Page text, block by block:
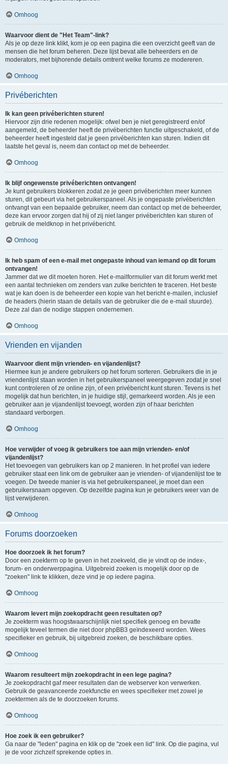
Omhoog
Waarvoor dient de "Het Team"-link?
Als je op deze link klikt, kom je op een pagina die een overzicht geeft van de
mensen die het forum beheren. Deze lijst bevat alle beheerders en de
moderators, met bijhorende details omtrent welke forums ze modereren.
Omhoog
Privéberichten
Ik kan geen privéberichten sturen!
Hiervoor zijn drie redenen mogelijk: ofwel ben je niet geregistreerd en/of
aangemeld, de beheerder heeft de privéberichten functie uitgeschakeld, of de
beheerder heeft ingesteld dat je geen privéberichten kan sturen. Indien dit
laatste het geval is, neem dan contact op met de beheerder.
Omhoog
Ik blijf ongewenste privéberichten ontvangen!
Je kunt gebruikers blokkeren zodat ze je geen privéberichten meer kunnen
sturen, dit gebeurt via het gebruikerspaneel. Als je ongepaste privéberichten
ontvangt van een bepaalde gebruiker, neem dan contact op met de beheerder,
deze kan ervoor zorgen dat hij of zij niet langer privéberichten kan sturen of
gebruik de meldknop in het privébericht.
Omhoog
Ik heb spam of een e-mail met ongepaste inhoud van iemand op dit forum
ontvangen!
Jammer dat we dit moeten horen. Het e-mailformulier van dit forum werkt met
een aantal technieken om zenders van zulke berichten te traceren. Het beste
wat je kan doen is de beheerder een kopie van het bericht e-mailen, inclusief
de headers (hierin staan de details van de gebruiker die de e-mail stuurde).
Deze zal dan de nodige stappen ondernemen.
Omhoog
Vrienden en vijanden
Waarvoor dient mijn vrienden- en vijandenlijst?
Hiermee kun je andere gebruikers op het forum sorteren. Gebruikers die in je
vriendenlijst staan worden in het gebruikerspaneel weergegeven zodat je snel
kunt controleren of ze online zijn, of een privébericht kunt sturen. Tevens is het
mogelijk dat hun berichten, in je huidige stijl, gemarkeerd worden. Als je een
gebruiker aan je vijandenlijst toevoegt, worden zijn of haar berichten
standaard verborgen.
Omhoog
Hoe verwijder of voeg ik gebruikers toe aan mijn vrienden- en/of
vijandenlijst?
Het toevoegen van gebruikers kan op 2 manieren. In het profiel van iedere
gebruiker staat een link om de gebruiker aan je vrienden- of vijandenlijst toe te
voegen. De tweede manier is via het gebruikerspaneel, je moet dan een
gebruikersnaam opgeven. Op dezelfde pagina kun je gebruikers weer van de
lijst verwijderen.
Omhoog
Forums doorzoeken
Hoe doorzoek ik het forum?
Door een zoekterm op te geven in het zoekveld, die je vindt op de index-,
forum- en onderwerppagina. Uitgebreid zoeken is mogelijk door op de
"zoeken" link te klikken, deze vind je op iedere pagina.
Omhoog
Waarom levert mijn zoekopdracht geen resultaten op?
Je zoekterm was hoogstwaarschijnlijk niet specifiek genoeg en bevatte
mogelijk teveel termen die niet door phpBB3 geïndexeerd worden. Wees
specifieker en gebruik, bij uitgebreid zoeken, de beschikbare opties.
Omhoog
Waarom resulteert mijn zoekopdracht in een lege pagina?
Je zoekopdracht gaf meer resultaten dan de webserver kon verwerken.
Gebruik de geavanceerde zoekfunctie en wees specifieker met zowel je
zoektermen als de te doorzoeken forums.
Omhoog
Hoe zoek ik een gebruiker?
Ga naar de "leden" pagina en klik op de "zoek een lid" link. Op die pagina, vul
je de voor zichzelf sprekende opties in.